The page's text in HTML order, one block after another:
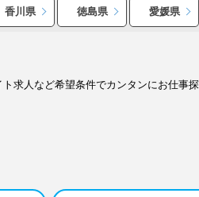
香川県 徳島県 愛媛県
求人など希望条件でカンタンにお仕事探